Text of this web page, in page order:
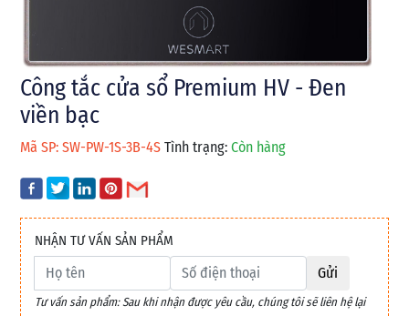
Công tắc cửa sổ Premium HV - Đen
viền bạc
Mã SP: SW-PW-1S-3B-4S Tình trạng: Còn hàng
NHẬN TƯ VẤN SẢN PHẨM
Gửi
Tư vấn sản phẩm: Sau khi nhận được yêu cầu, chúng tôi sẽ liên hệ lại